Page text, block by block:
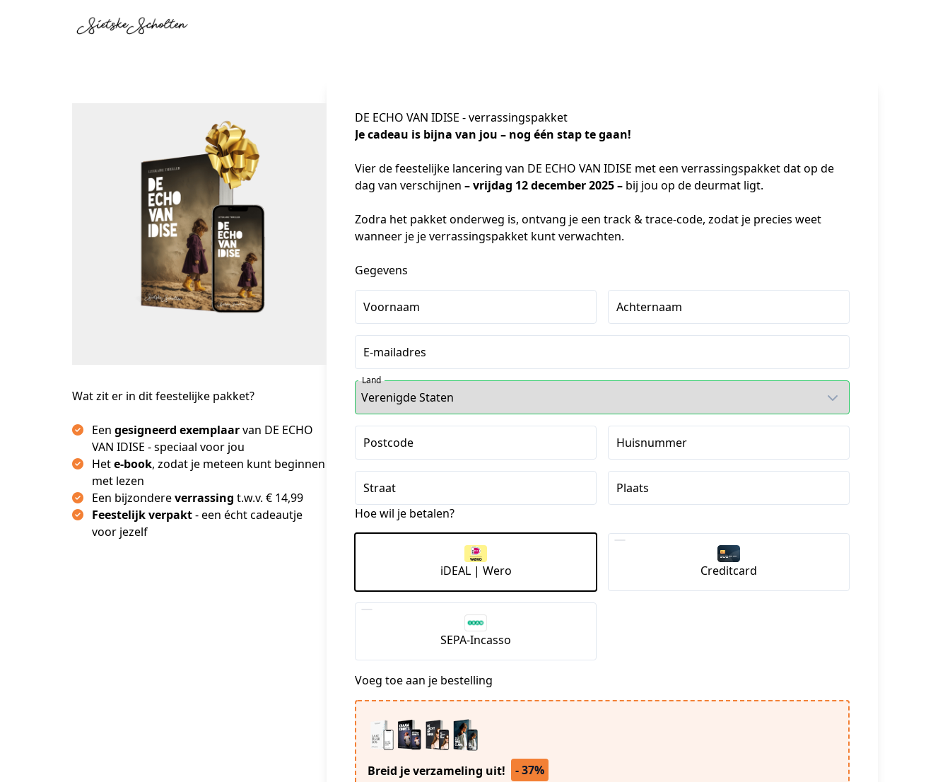
Wat zit er in dit feestelijke pakket?
Een gesigneerd exemplaarvan DE ECHO
VAN IDISE - speciaal voor jou
Hete-book, zodat je meteen kunt beginnen
met lezen
Een bijzondereverrassing t.w.v. € 14,99
Feestelijk verpakt- een écht cadeautje
voor jezelf
DE ECHO VAN IDISE - verrassingspakket
Je cadeau is bijna van jou – nog één stap te gaan!
Vier de feestelijke lancering van DE ECHO VAN IDISE met een verrassingspakket dat op de
dag van verschijnen – vrijdag 12 december 2025 – bij jou op de deurmat ligt.
Zodra het pakket onderweg is, ontvang je een track & trace-code, zodat je precies weet
wanneer je je verrassingspakket kunt verwachten.
Gegevens
Voornaam Achternaam
E-mailadres
Land
Postcode Huisnummer
Straat
Plaats
Hoe wil je betalen?
iDEAL | Wero Creditcard
SEPA-Incasso
Voeg toe aan je bestelling
Breid je verzameling uit!
- 37%